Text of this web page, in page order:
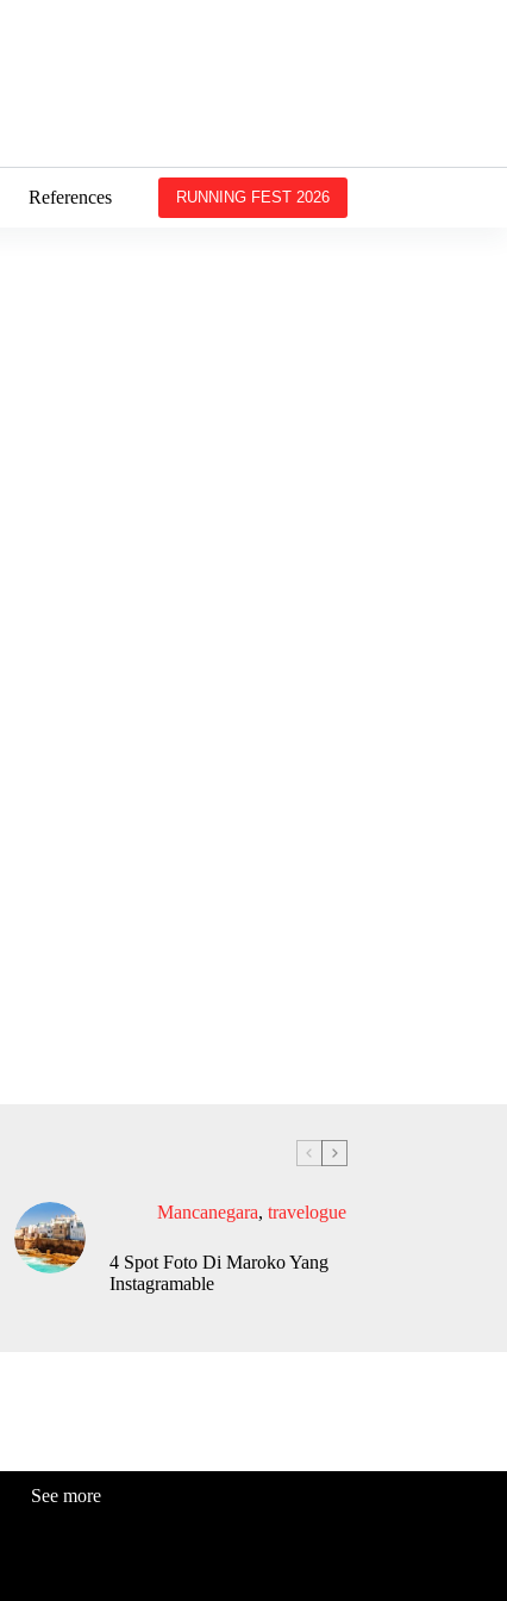
References RUNNING FEST 2026
Mancanegara, travelogue
4 Spot Foto Di Maroko Yang
Instagramable
See more